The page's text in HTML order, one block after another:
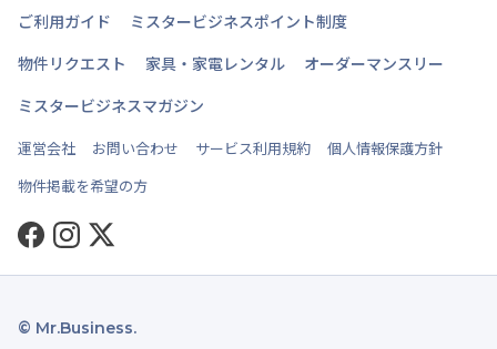
ご利用ガイド
ミスタービジネスポイント制度
物件リクエスト
家具・家電レンタル
オーダーマンスリー
ミスタービジネスマガジン
運営会社 お問い合わせ サービス利用規約
個人情報保護方針
物件掲載を希望の方
Facebook
Instagram
Twitter
© Mr.Business.